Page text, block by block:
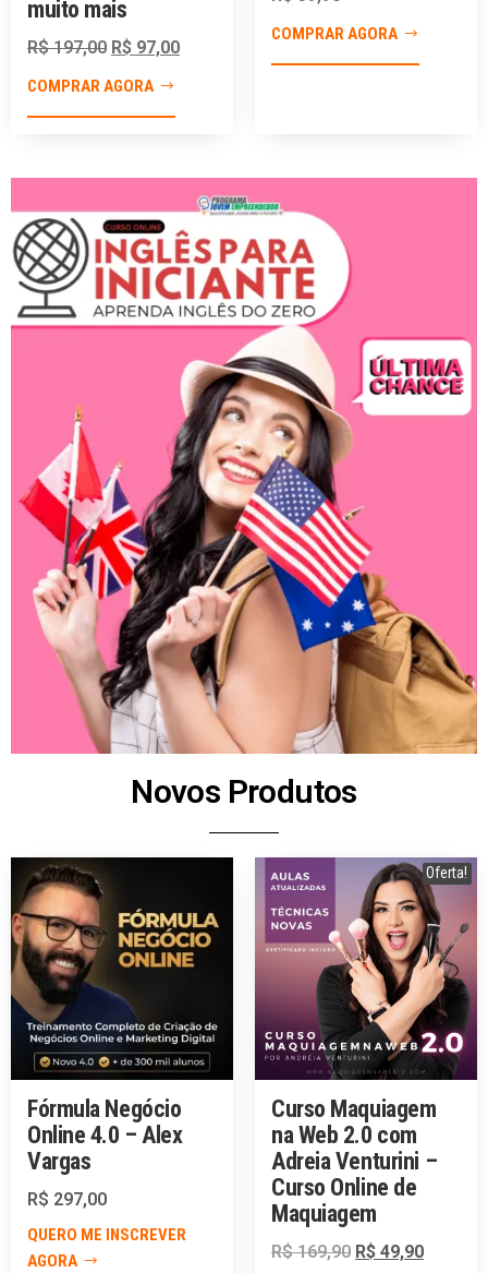
muito mais
R$197,00 R$ 97,00
COMPRAR AGORA
COMPRAR AGORA
Novos Produtos
Fórmula Negócio
Online 4.0 – Alex
Vargas
R$ 297,00
QUERO ME INSCREVER
AGORA
Oferta!
Curso Maquiagem
na Web 2.0 com
Adreia Venturini –
Curso Online de
Maquiagem
R$169,90 R$ 49,90